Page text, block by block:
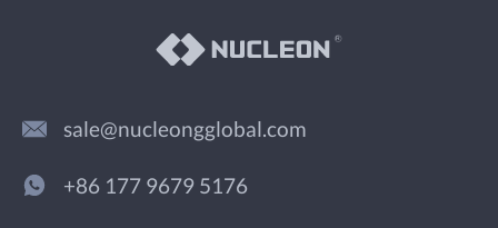
sale@nucleongglobal.com
+86 177 9679 5176